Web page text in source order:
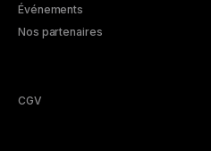
Événements
Nos partenaires
CGV